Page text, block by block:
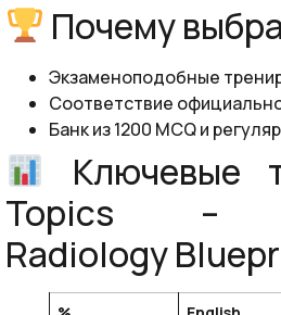
Почему
Экзаменоподобные
Соответствие
Банк из 1200 MCQ и
Ключевые
Topics –
Radiology